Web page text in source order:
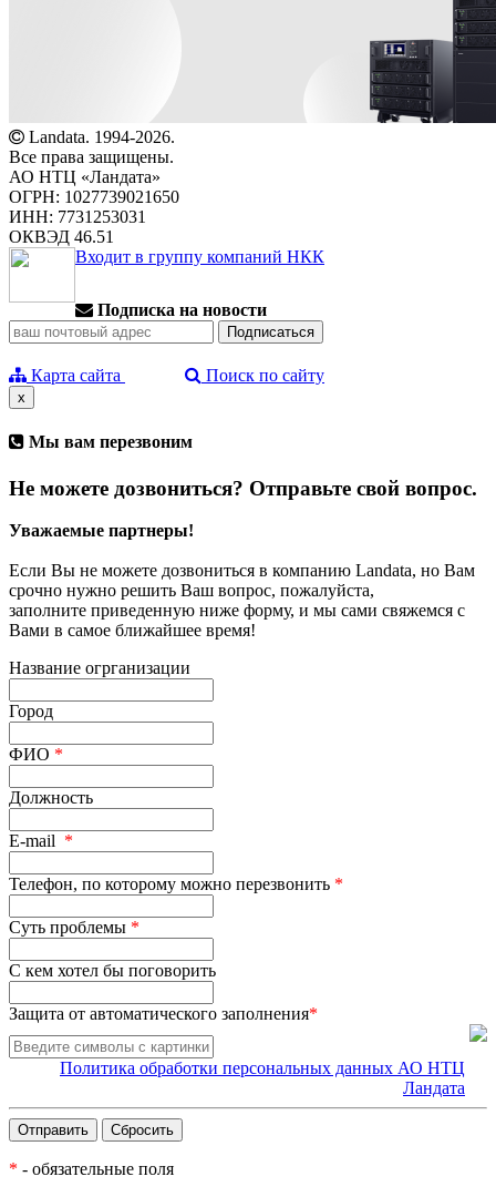
Landata. 1994-2026.
Все права защищены.
АО НТЦ «Ландата»
ОГРН: 1027739021650
ИНН: 7731253031
ОКВЭД 46.51
Входит в группу компаний НКК
Подписка на новости
Карта сайта Поиск по сайту
x
Мы вам перезвоним
Не можете дозвониться? Отправьте свой вопрос.
Уважаемые партнеры!
Если Вы не можете дозвониться в компанию Landata, но Вам
срочно нужно решить Ваш вопрос, пожалуйста,
заполните приведенную ниже форму, и мы сами свяжемся с
Вами в самое ближайшее время!
Название огрганизации
Город
ФИО *
Должность
E-mail *
Телефон, по которому можно перезвонить *
Суть проблемы *
С кем хотел бы поговорить
Защита от автоматического заполнения*
Политика обработки персональных данных АО НТЦ
Ландата
* - обязательные поля